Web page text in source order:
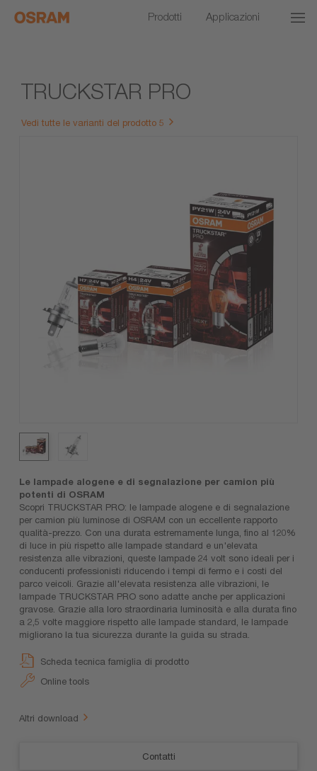
Prodotti Applicazioni
TRUCKSTAR PRO
Vedi tutte le varianti del prodotto 5
Le lampade alogene e di segnalazione per camion più
potenti di OSRAM
Scopri TRUCKSTAR PRO: le lampade alogene e di segnalazione
per camion più luminose di OSRAM con un eccellente rapporto
qualità-prezzo. Con una durata estremamente lunga, fino al 120%
di luce in più rispetto alle lampade standard e un'elevata
resistenza alle vibrazioni, queste lampade 24 volt sono ideali per i
conducenti professionisti riducendo i tempi di fermo e i costi del
parco veicoli. Grazie all'elevata resistenza alle vibrazioni, le
lampade TRUCKSTAR PRO sono adatte anche per applicazioni
gravose. Grazie alla loro straordinaria luminosità e alla durata fino
a 2,5 volte maggiore rispetto alle lampade standard, le lampade
migliorano la tua sicurezza durante la guida su strada.
Scheda tecnica famiglia di prodotto
Online tools
Altri download
Contatti